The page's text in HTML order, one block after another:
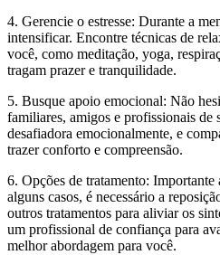
4. Gerencie o estresse: Durante a
intensificar. Encontre técnicas de
você, como meditação, yoga,
tragam prazer e tranquilidade.
5. Busque apoio emocional: Não
familiares, amigos e profissionais de
desafiadora emocionalmente, e
trazer conforto e compreensão.
6. Opções de tratamento:
alguns casos, é necessário a
outros tratamentos para aliviar os
um profissional de confiança para
melhor abordagem para você.